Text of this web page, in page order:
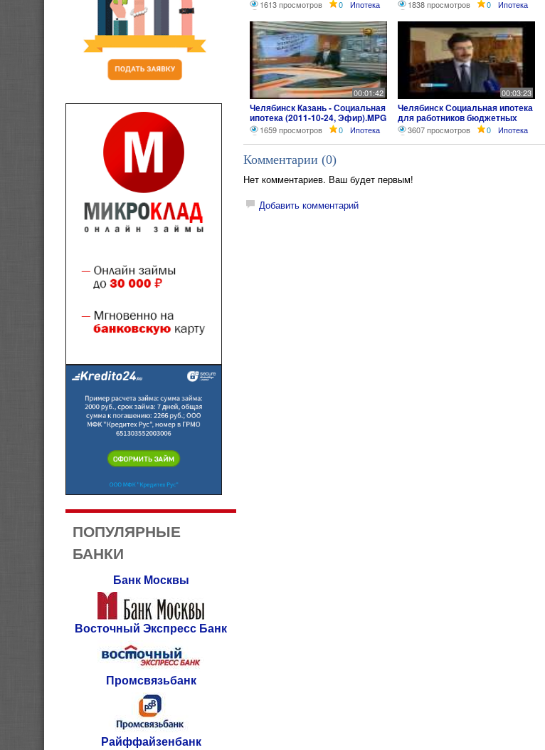
ПОПУЛЯРНЫЕ
БАНКИ
Банк Москвы
Восточный Экспресс Банк
Промсвязьбанк
Райффайзенбанк
1613 просмотров 0 Ипотека 1838 просмотров 0 Ипотека
00:01:42
Челябинск Казань - Социальная
ипотека (2011-10-24, Эфир).MPG
1659 просмотров 0 Ипотека
00:03:23
Челябинск Социальная ипотека
для работников бюджетных
сфер3607 просмотров 0 Ипотека
Комментарии (0)
Нет комментариев. Ваш будет первым!
Добавить комментарий